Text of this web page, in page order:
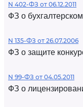
N 402-ФЗ от 06.12.2011
ФЗ о
N 135-ФЗ от 26.07.2006
ФЗ о защите
N 99-ФЗ от 04.05.2011
ФЗ о